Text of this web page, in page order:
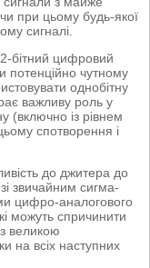
при цьому будь-якої
сигналі.
бітний цифровий
потенційно чутному
однобітну
важливу роль у
(включно із рівнем
спотворення і
до джитера до
звичайним сигма-
цифро-аналогового
можуть спричинити
великою
на всіх наступних